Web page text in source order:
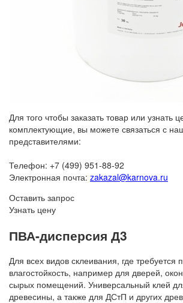
Для того чтобы заказать товар или узнать
комплектующие, вы можете связаться с
представителями:
Телефон: +7 (499) 951-88-92
Электронная почта: zakazal@karnova.ru
Оставить запрос
Узнать цену
ПВА-дисперсия Д3
Для всех видов склеивания, где требуется
влагостойкость, например для дверей,
сырых помещений. Универсальный клей
древесины, а также для ДСтП и других